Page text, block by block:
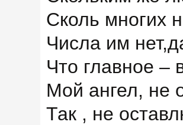
Сколь многих
Числа им
Что главное –
Мой ангел, не
Так , не